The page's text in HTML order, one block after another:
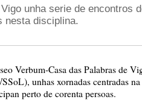
unha serie de encontros
nesta disciplina.
Verbum-Casa das Palabras de
unhas xornadas centradas
perto de corenta persoas.